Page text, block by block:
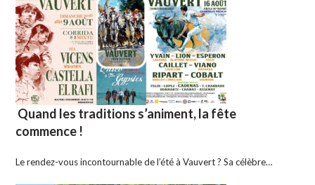
Quand les traditions s’animent, la fête
commence !
Le rendez-vous incontournable de l’été à Vauvert ? Sa célèbre…